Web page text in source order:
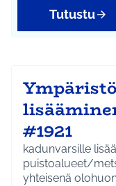
Tutustu
#1921
kadunvarsille
puistoalueet/
yhteisenä